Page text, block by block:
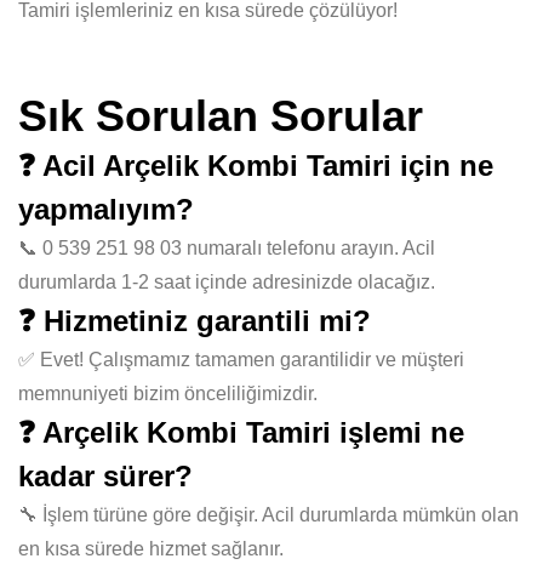
Tamiri işlemleriniz en kısa sürede çözülüyor!
Sık Sorulan Sorular
❓ Acil Arçelik Kombi Tamiri için ne
yapmalıyım?
📞 0 539 251 98 03 numaralı telefonu arayın. Acil
durumlarda 1-2 saat içinde adresinizde olacağız.
❓ Hizmetiniz garantili mi?
✅ Evet! Çalışmamız tamamen garantilidir ve müşteri
memnuniyeti bizim önceliliğimizdir.
❓ Arçelik Kombi Tamiri işlemi ne
kadar sürer?
🔧 İşlem türüne göre değişir. Acil durumlarda mümkün olan
en kısa sürede hizmet sağlanır.